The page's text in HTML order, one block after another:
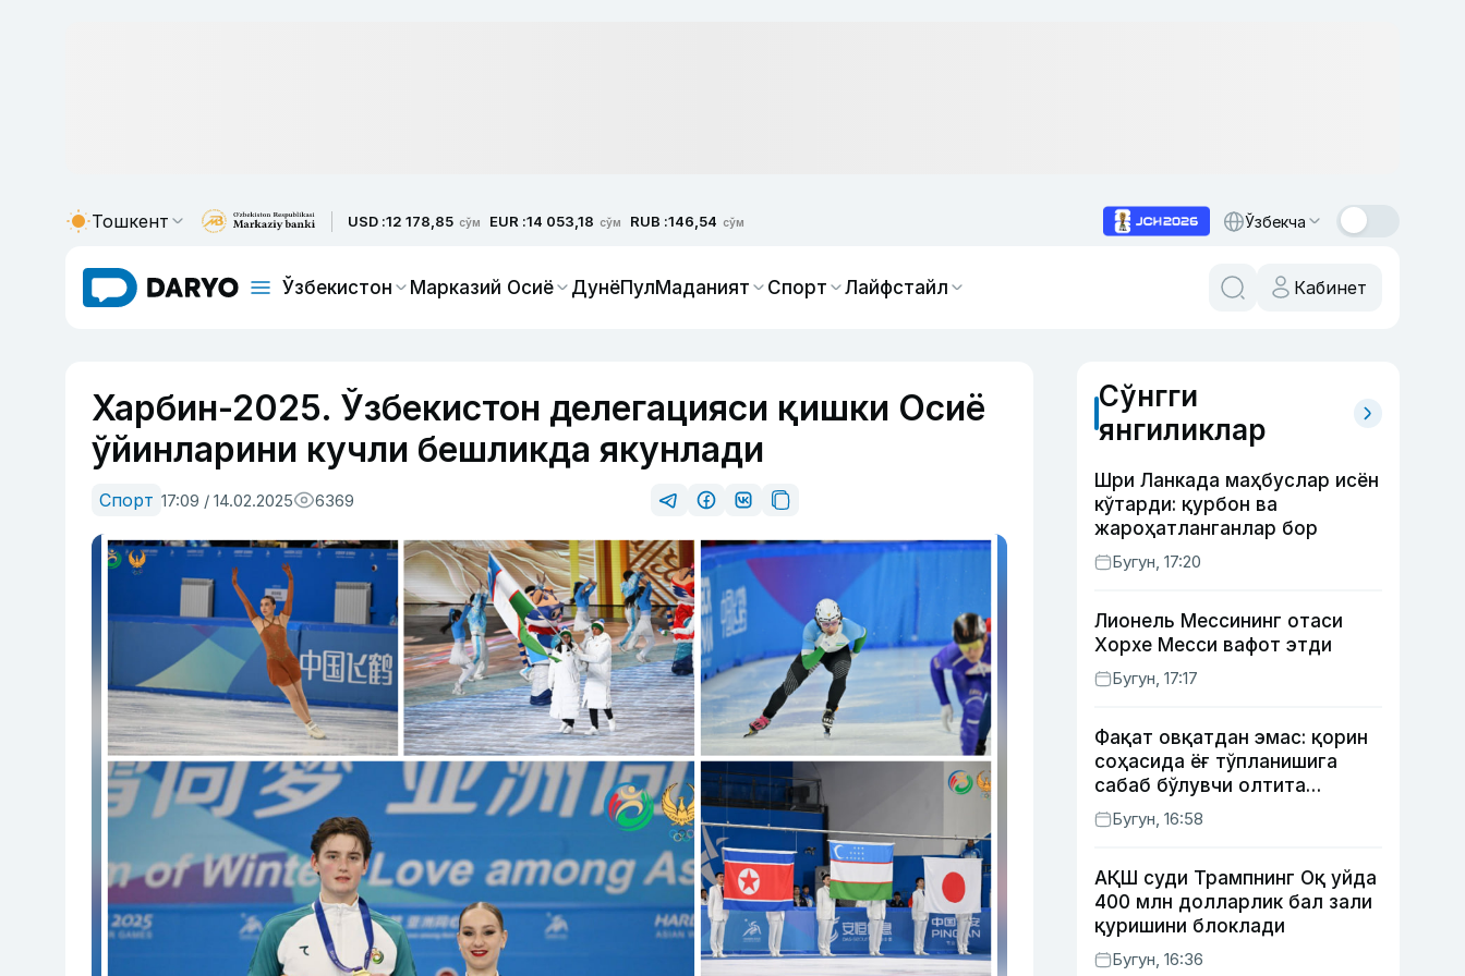
Тошкент USD :12 178,85 сўм EUR :14 053,18 сўм RUB :146,54 сўм Ўзбекча
Ўзбекистон Марказий Осиё ДунёПулМаданият Спорт Лайфстайл Кабинет
Харбин-2025. Ўзбекистон делегацияси қишки Осиё
ўйинларини кучли бешликда якунлади
Спорт 17:09 / 14.02.2025 6369
Сўнгги
янгиликлар
Шри Ланкада маҳбуслар исён
кўтарди: қурбон ва
жароҳатланганлар бор
Бугун, 17:20
Лионель Мессининг отаси
Хорхе Месси вафот этди
Бугун, 17:17
Фақат овқатдан эмас: қорин
соҳасида ёғ тўпланишига
сабаб бўлувчи олтита
зарарли одат
Бугун, 16:58
АҚШ суди Трампнинг Оқ уйда
400 млн долларлик бал зали
қуришини блоклади
Бугун, 16:36